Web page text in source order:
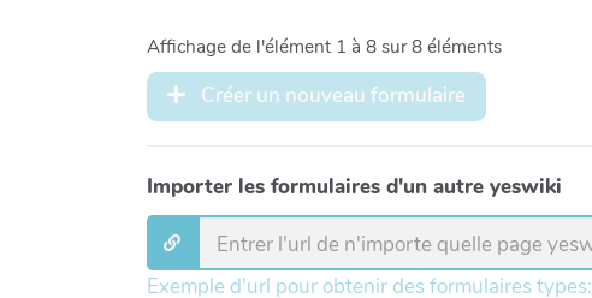
Affichage de l'élément 1 à 8 sur 8 éléments
Créer un nouveau formulaire
Importer les formulaires d'un autre yeswiki
Exemple d'url pour obtenir des formulaires types: